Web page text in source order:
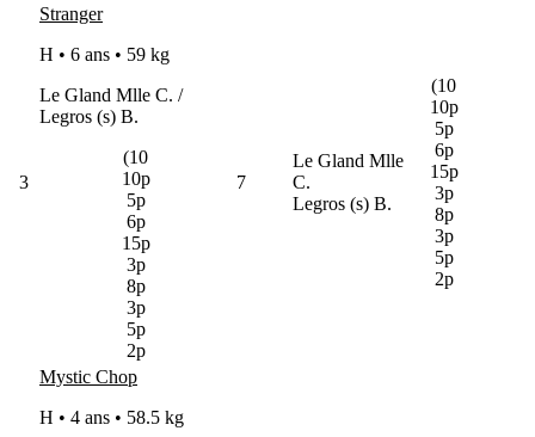
3
Stranger
H • 6 ans • 59 kg
Le Gland Mlle C. /
Legros (s) B.
(10
10p
5p
6p
15p
3p
8p
3p
5p
2p
7
Le Gland Mlle
C.
Legros (s) B.
(10
10p
5p
6p
15p
3p
8p
3p
5p
2p
Mystic Chop
H • 4 ans • 58.5 kg